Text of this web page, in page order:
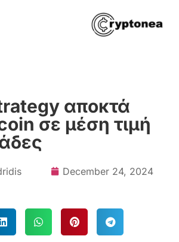
αποκτά
σε μέση τιμή
December 24, 2024